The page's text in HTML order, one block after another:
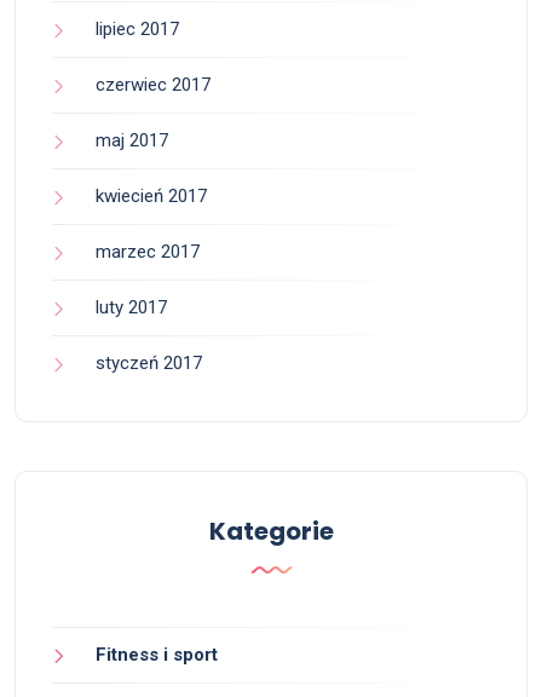
lipiec 2017
czerwiec 2017
maj 2017
kwiecień 2017
marzec 2017
luty 2017
styczeń 2017
Kategorie
Fitness i sport